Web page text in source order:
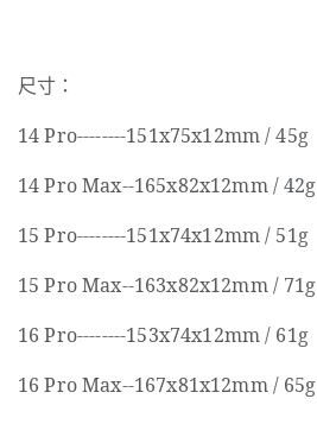
尺寸：
14 Pro--------151x75x12mm / 45g
14 Pro Max--165x82x12mm / 42g
15 Pro--------151x74x12mm / 51g
15 Pro Max--163x82x12mm / 71g
16 Pro--------153x74x12mm / 61g
16 Pro Max--167x81x12mm / 65g